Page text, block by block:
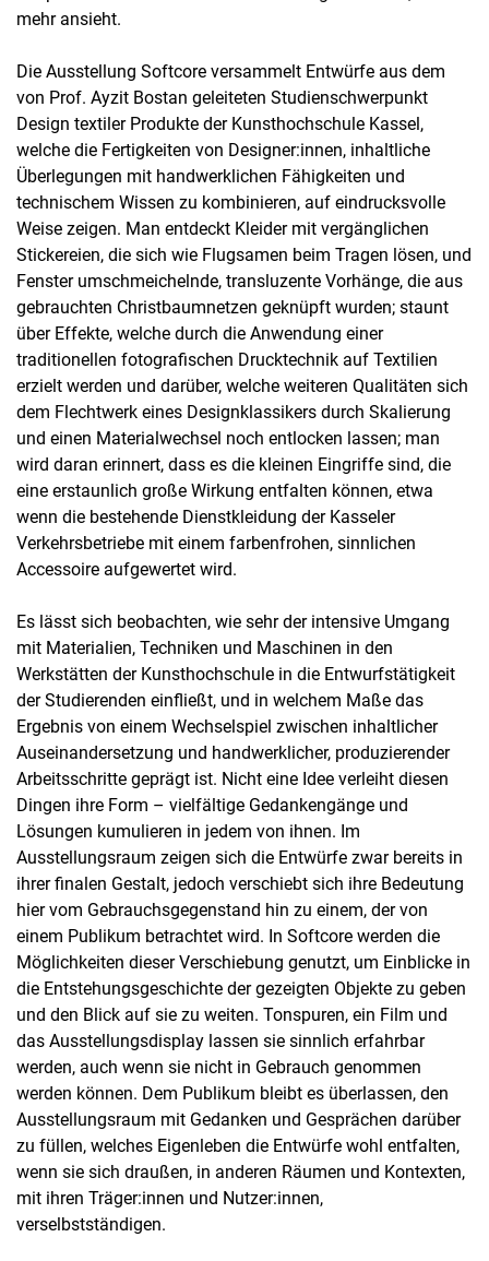
mehr ansieht.
Die Ausstellung Softcore versammelt Entwürfe aus dem
von Prof. Ayzit Bostan geleiteten Studienschwerpunkt
Design textiler Produkte der Kunsthochschule Kassel,
welche die Fertigkeiten von Designer:innen, inhaltliche
Überlegungen mit handwerklichen Fähigkeiten und
technischem Wissen zu kombinieren, auf eindrucksvolle
Weise zeigen. Man entdeckt Kleider mit vergänglichen
Stickereien, die sich wie Flugsamen beim Tragen lösen, und
Fenster umschmeichelnde, transluzente Vorhänge, die aus
gebrauchten Christbaumnetzen geknüpft wurden; staunt
über Effekte, welche durch die Anwendung einer
traditionellen fotografischen Drucktechnik auf Textilien
erzielt werden und darüber, welche weiteren Qualitäten sich
dem Flechtwerk eines Designklassikers durch Skalierung
und einen Materialwechsel noch entlocken lassen; man
wird daran erinnert, dass es die kleinen Eingriffe sind, die
eine erstaunlich große Wirkung entfalten können, etwa
wenn die bestehende Dienstkleidung der Kasseler
Verkehrsbetriebe mit einem farbenfrohen, sinnlichen
Accessoire aufgewertet wird.
Es lässt sich beobachten, wie sehr der intensive Umgang
mit Materialien, Techniken und Maschinen in den
Werkstätten der Kunsthochschule in die Entwurfstätigkeit
der Studierenden einfließt, und in welchem Maße das
Ergebnis von einem Wechselspiel zwischen inhaltlicher
Auseinandersetzung und handwerklicher, produzierender
Arbeitsschritte geprägt ist. Nicht eine Idee verleiht diesen
Dingen ihre Form – vielfältige Gedankengänge und
Lösungen kumulieren in jedem von ihnen. Im
Ausstellungsraum zeigen sich die Entwürfe zwar bereits in
ihrer finalen Gestalt, jedoch verschiebt sich ihre Bedeutung
hier vom Gebrauchsgegenstand hin zu einem, der von
einem Publikum betrachtet wird. In Softcore werden die
Möglichkeiten dieser Verschiebung genutzt, um Einblicke in
die Entstehungsgeschichte der gezeigten Objekte zu geben
und den Blick auf sie zu weiten. Tonspuren, ein Film und
das Ausstellungsdisplay lassen sie sinnlich erfahrbar
werden, auch wenn sie nicht in Gebrauch genommen
werden können. Dem Publikum bleibt es überlassen, den
Ausstellungsraum mit Gedanken und Gesprächen darüber
zu füllen, welches Eigenleben die Entwürfe wohl entfalten,
wenn sie sich draußen, in anderen Räumen und Kontexten,
mit ihren Träger:innen und Nutzer:innen,
verselbstständigen.